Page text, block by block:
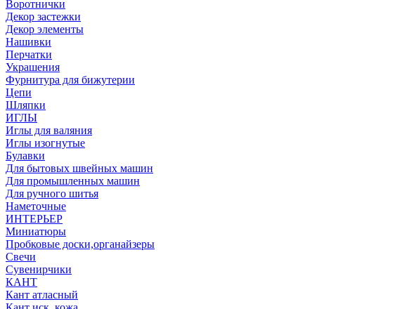
Воротнички
Декор застежки
Декор элементы
Нашивки
Перчатки
Украшения
Фурнитура для бижутерии
Цепи
Шляпки
ИГЛЫ
Иглы для валяния
Иглы изогнутые
Булавки
Для бытовых швейных машин
Для промышленных машин
Для ручного шитья
Наметочные
ИНТЕРЬЕР
Миниатюры
Пробковые доски,органайзеры
Свечи
Сувенирчики
КАНТ
Кант атласный